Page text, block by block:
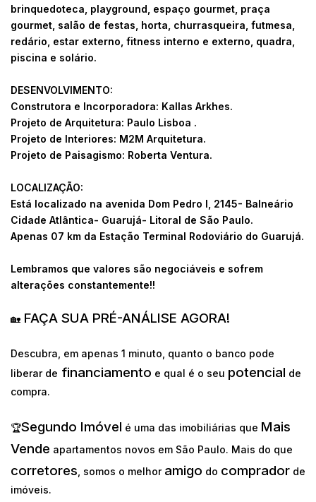
brinquedoteca, playground, espaço gourmet, praça
gourmet, salão de festas, horta, churrasqueira, futmesa,
redário, estar externo, fitness interno e externo, quadra,
piscina e solário.
DESENVOLVIMENTO:
Construtora e Incorporadora: Kallas Arkhes.
Projeto de Arquitetura: Paulo Lisboa .
Projeto de Interiores: M2M Arquitetura.
Projeto de Paisagismo: Roberta Ventura.
LOCALIZAÇÃO:
Está localizado na avenida Dom Pedro I, 2145- Balneário
Cidade Atlântica- Guarujá- Litoral de São Paulo.
Apenas 07 km da Estação Terminal Rodoviário do Guarujá.
Lembramos que valores são negociáveis e sofrem
alterações constantemente!!
🏡 FAÇA SUA PRÉ-ANÁLISE AGORA!
Descubra, em apenas 1 minuto, quanto o banco pode
liberar de financiamento e qual é o seu potencial de
compra.
🏆Segundo Imóvel é uma das imobiliárias que Mais
Vende apartamentos novos em São Paulo. Mais do que
corretores , somos o melhor amigo do comprador de
imóveis.